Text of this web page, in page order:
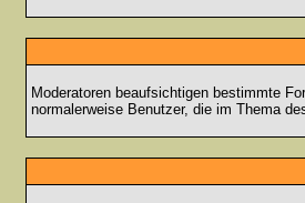
Moderatoren beaufsichtigen bestimmte
normalerweise Benutzer, die im Thema